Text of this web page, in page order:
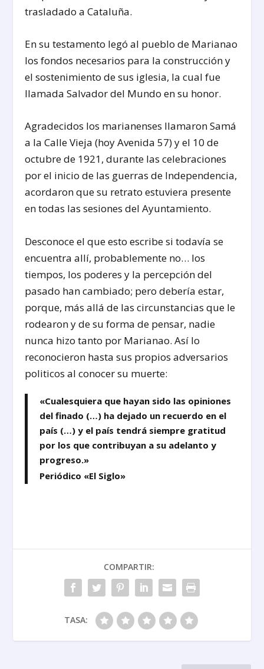
trasladado a Cataluña.
En su testamento legó al pueblo de Marianao
los fondos necesarios para la construcción y
el sostenimiento de sus iglesia, la cual fue
llamada Salvador del Mundo en su honor.
Agradecidos los marianenses llamaron Samá
a la Calle Vieja (hoy Avenida 57) y el 10 de
octubre de 1921, durante las celebraciones
por el inicio de las guerras de Independencia,
acordaron que su retrato estuviera presente
en todas las sesiones del Ayuntamiento.
Desconoce el que esto escribe si todavía se
encuentra allí, probablemente no… los
tiempos, los poderes y la percepción del
pasado han cambiado; pero debería estar,
porque, más allá de las circunstancias que le
rodearon y de su forma de pensar, nadie
nunca hizo tanto por Marianao. Así lo
reconocieron hasta sus propios adversarios
politicos al conocer su muerte:
«Cualesquiera que hayan sido las opiniones
del finado (…) ha dejado un recuerdo en el
país (…) y el país tendrá siempre gratitud
por los que contribuyan a su adelanto y
progreso.»
Periódico «El Siglo»
COMPARTIR:
TASA: